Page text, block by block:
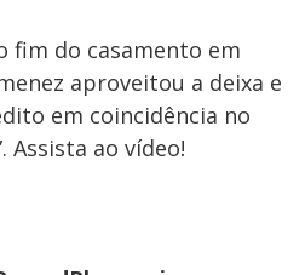
fim do casamento em
aproveitou a deixa e
em coincidência no
Assista ao vídeo!